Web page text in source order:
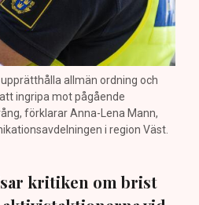
allmän ordning och
ingripa mot pågående
förklarar Anna-Lena Mann,
i region Väst.
kritiken om brist